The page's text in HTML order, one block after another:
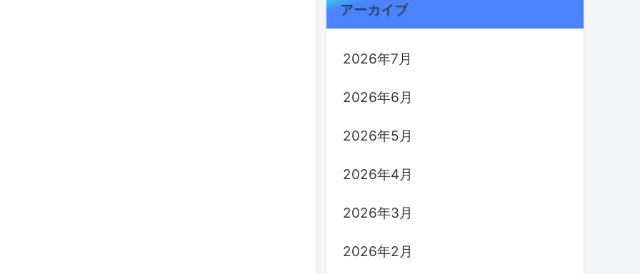
アーカイブ
2026年7月
2026年6月
2026年5月
2026年4月
2026年3月
2026年2月